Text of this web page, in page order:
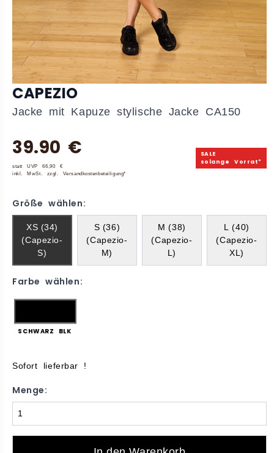
SALE
solange Vorrat*
CAPEZIO
Jacke mit Kapuze stylische Jacke CA150
39.90 €
statt UVP 66,90 €
inkl. MwSt. zzgl. Versandkostenbeteiligung*
Größe wählen:
XS (34)
(Capezio-
S)
S (36)
(Capezio-
M)
M (38)
(Capezio-
L)
L (40)
(Capezio-
XL)
Farbe wählen:
SCHWARZ BLK
Sofort lieferbar !
Menge: